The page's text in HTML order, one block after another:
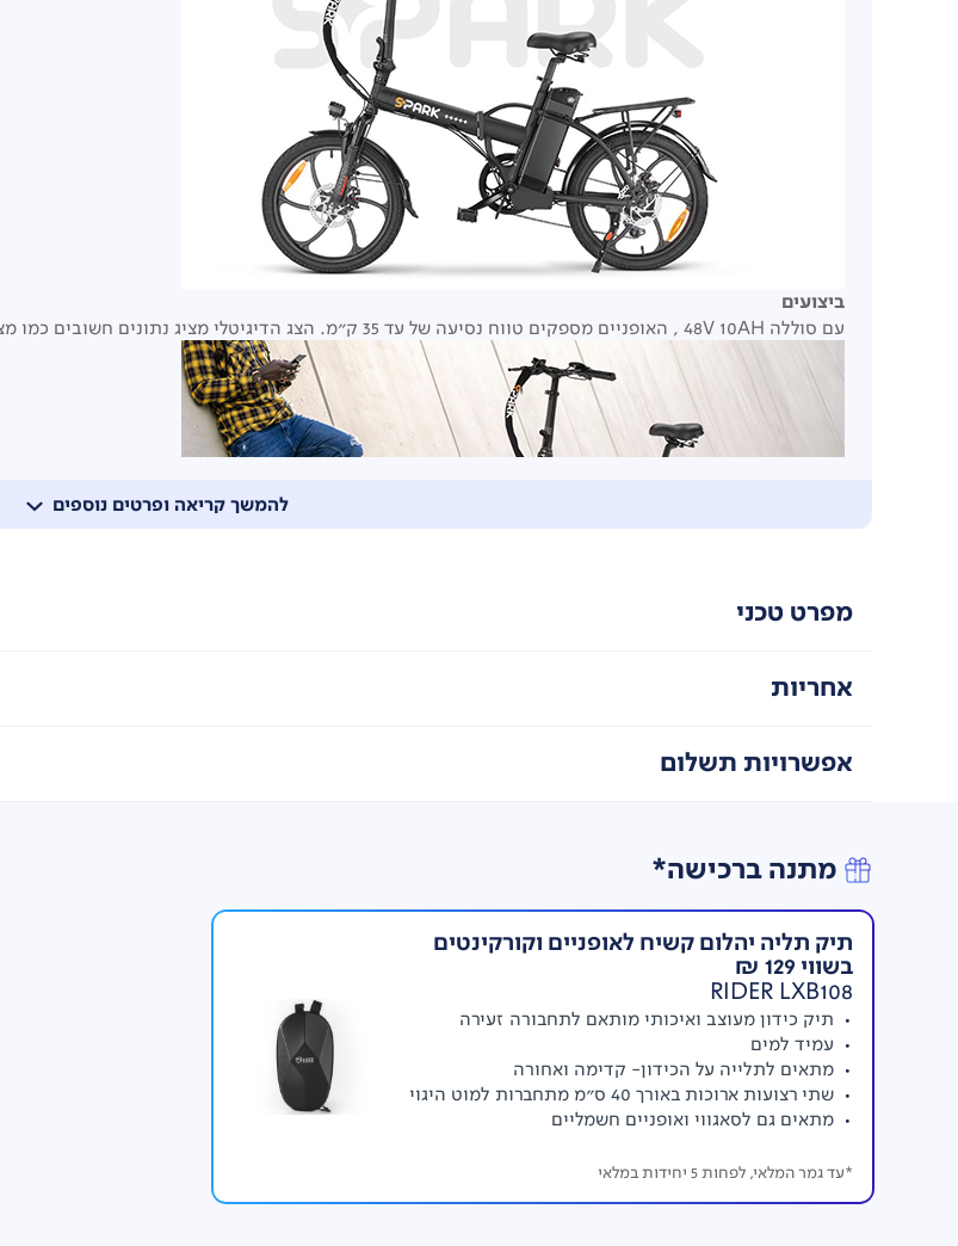
להמשך קריאה ופרטים נוספים
ביצועים
עם סוללה 48V 10AH , האופניים מספקים טווח נסיעה של עד 35 ק"מ. הצג הדיגיטלי מציג נתונים חשובים כמו מצב סוללה, מהירות ועוד.
מפרט טכני
אחריות
אפשרויות תשלום
מתנה ברכישה*
תיק תליה יהלום קשיח לאופניים וקורקינטים
בשווי 129 ₪
RIDER LXB108
תיק כידון מעוצב ואיכותי מותאם לתחבורה זעירה
עמיד למים
מתאים לתלייה על הכידון- קדימה ואחורה
שתי רצועות ארוכות באורך 40 ס"מ מתחברות למוט היגוי
מתאים גם לסאגווי ואופניים חשמליים
*עד גמר המלאי, לפחות 5 יחידות במלאי